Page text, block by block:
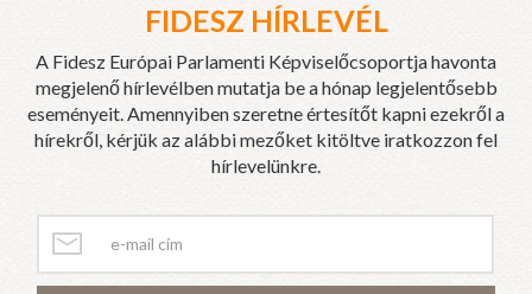
FIDESZ HÍRLEVÉL
A Fidesz Európai Parlamenti Képviselőcsoportja havonta
megjelenő hírlevélben mutatja be a hónap legjelentősebb
eseményeit. Amennyiben szeretne értesítőt kapni ezekről a
hírekről, kérjük az alábbi mezőket kitöltve iratkozzon fel
hírlevelünkre.